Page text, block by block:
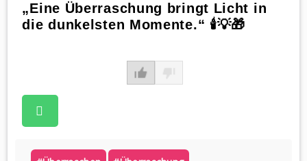
„Eine Überraschung bringt Licht in
die dunkelsten Momente.“ 🕯️💡🎁